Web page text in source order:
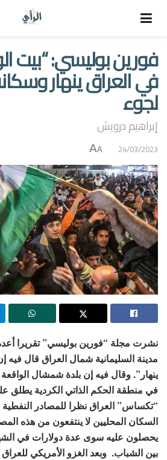
فورين بوليسي: “بيت
في العراق ينهار
لجوء
إبراهيم درويش
24/03/2023
A
A
نشرت مجلة “فورين بوليسي” تقريرا
مدينة السليمانية شمال العراق قال فيه
ينهار”. وقال فيه إن بلدة شمشال
في منطقة الحكم الذاتي الكردية يطلق
“تكساس” العراق نظرا للمصادر النفطية
السكان المحليين لا ينتفعون من هذه
يحصلون عليه سوى عدة دولارات في
بين الشباب. وبعد الغزو الأمريكي